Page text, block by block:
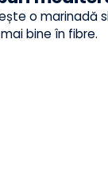
al
o
mai bine în